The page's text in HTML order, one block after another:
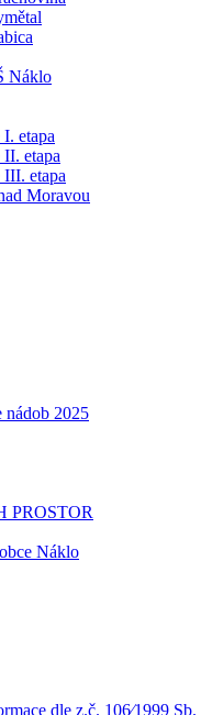
Náklo
etapa
etapa
etapa
Moravou
nádob 2025
PROSTOR
Náklo
dle z.č. 106⁄1999 Sb.